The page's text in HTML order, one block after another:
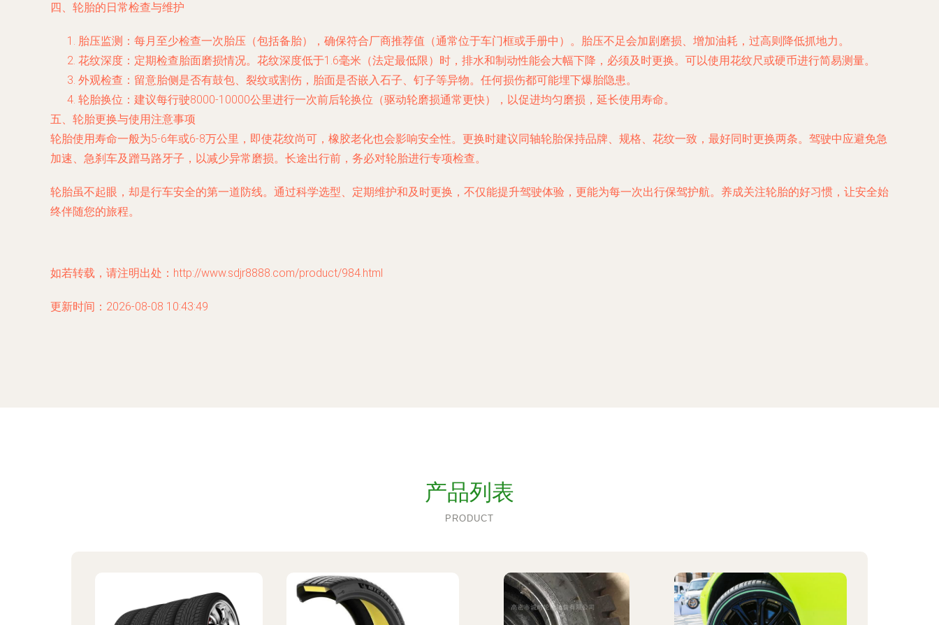
四、轮胎的日常检查与维护
胎压监测：每月至少检查一次胎压（包括备胎），确保符合厂商推荐值（通常位于车门框或手册中）。胎压不足会加剧磨损、增加油耗，过高则降低抓地力。
花纹深度：定期检查胎面磨损情况。花纹深度低于1.6毫米（法定最低限）时，排水和制动性能会大幅下降，必须及时更换。可以使用花纹尺或硬币进行简易测量。
外观检查：留意胎侧是否有鼓包、裂纹或割伤，胎面是否嵌入石子、钉子等异物。任何损伤都可能埋下爆胎隐患。
轮胎换位：建议每行驶8000-10000公里进行一次前后轮换位（驱动轮磨损通常更快），以促进均匀磨损，延长使用寿命。
五、轮胎更换与使用注意事项
轮胎使用寿命一般为5-6年或6-8万公里，即使花纹尚可，橡胶老化也会影响安全性。更换时建议同轴轮胎保持品牌、规格、花纹一致，最好同时更换两条。驾驶中应避免急
加速、急刹车及蹭马路牙子，以减少异常磨损。长途出行前，务必对轮胎进行专项检查。
轮胎虽不起眼，却是行车安全的第一道防线。通过科学选型、定期维护和及时更换，不仅能提升驾驶体验，更能为每一次出行保驾护航。养成关注轮胎的好习惯，让安全始
终伴随您的旅程。
如若转载，请注明出处：http://www.sdjr8888.com/product/984.html
更新时间：2026-08-08 10:43:49
产品列表
PRODUCT